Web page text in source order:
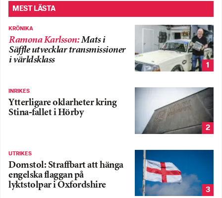
MEST LÄSTA
KRÖNIKA
Ramona Karlsson:Mats i
Säffle utvecklar transmissioner
i världsklass
1
INRIKES
Ytterligare oklarheter kring
Stina-fallet i Hörby
2
UTRIKES
Domstol: Straffbart att hänga
engelska flaggan på
lyktstolpar i Oxfordshire
3